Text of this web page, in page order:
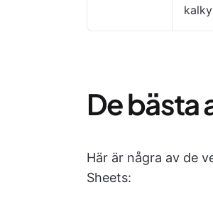
De bästa
Här är några av de
Sheets: